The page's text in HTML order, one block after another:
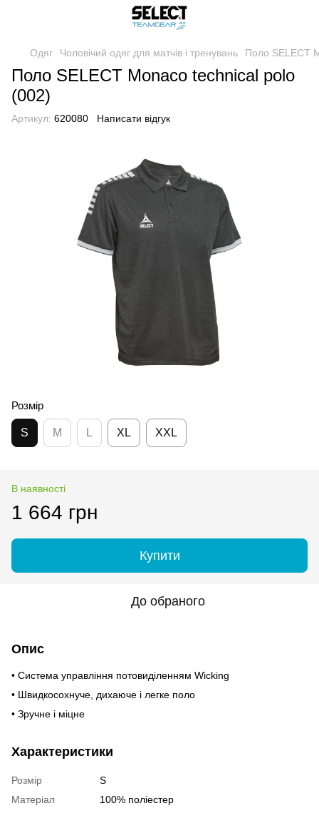
Одяг Чоловічий одяг для матчів і тренувань Поло SELECT
Поло SELECT Monaco technical polo
(002)
Артикул: 620080 Написати відгук
Розмір
S M L XL XXL
В наявності
1 664 грн
Купити
До обраного
Опис
• Система управління потовиділенням Wicking
• Швидкосохнуче, дихаюче і легке поло
• Зручне і міцне
Характеристики
Розмір
S
Матеріал
100% поліестер